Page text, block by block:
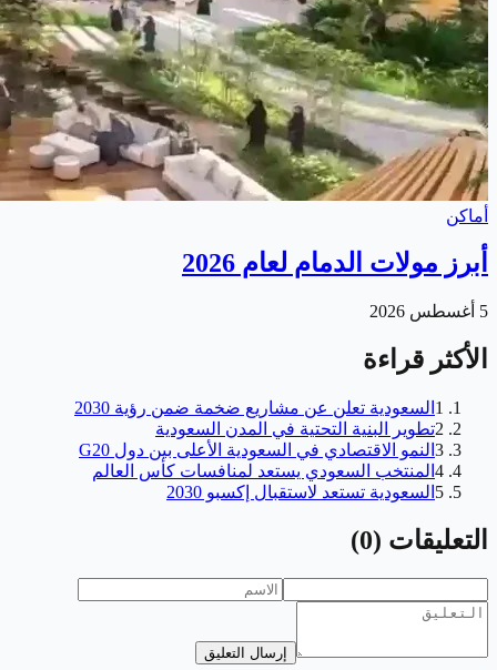
أماكن
أبرز مولات الدمام لعام 2026
5 أغسطس 2026
الأكثر قراءة
1 السعودية تعلن عن مشاريع ضخمة ضمن رؤية 2030
2تطوير البنية التحتية في المدن السعودية
3 النمو الاقتصادي في السعودية الأعلى بين دول G20
4 المنتخب السعودي يستعد لمنافسات كأس العالم
5 السعودية تستعد لاستقبال إكسبو 2030
التعليقات (
0
)
إرسال التعليق